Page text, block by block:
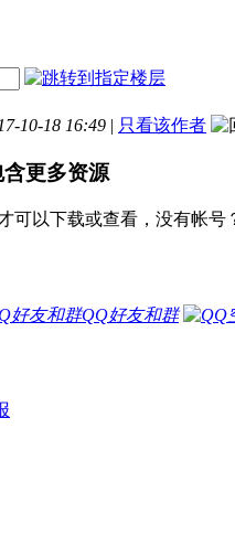
10-18 16:49 | 只看该作者
更多资源
可以下载或查看，没有帐号
QQ好友和群